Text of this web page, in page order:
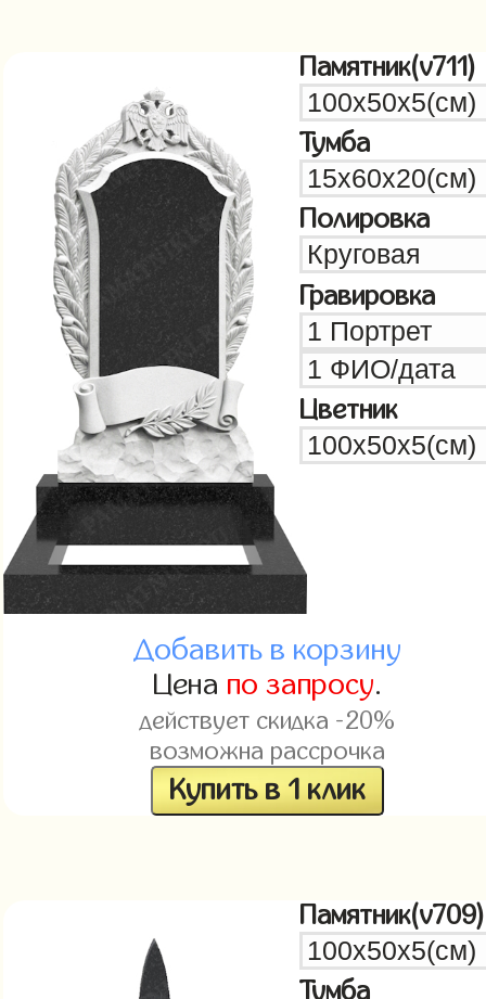
Памятник(v711)
Тумба
Полировка
Гравировка
Цветник
Добавить в корзину
Цена по запросу.
действует скидка -20%
возможна рассрочка
Купить в 1 клик
Памятник(v709)
Тумба